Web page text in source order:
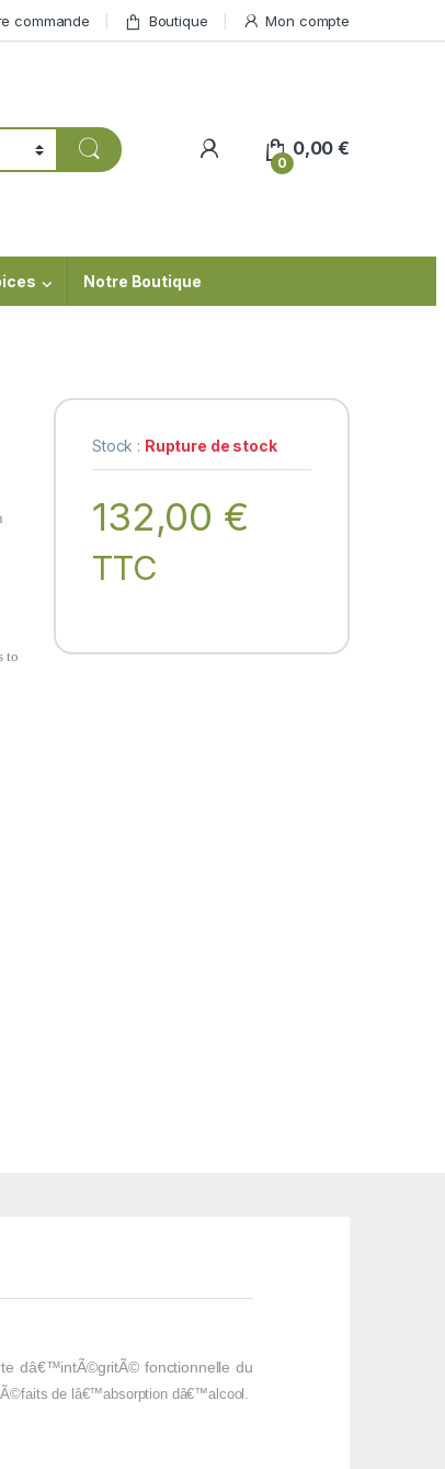
commande Boutique Mon compte
My Account
0
0,00€
Notre Boutique
to
Stock : Rupture de stock
132,00 €
TTC
dâ€™intÃ©gritÃ© fonctionnelle du
de lâ€™absorption dâ€™alcool.